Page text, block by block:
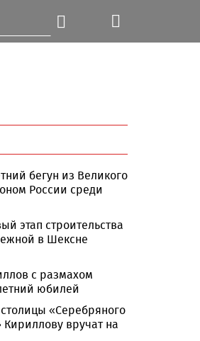
бегун из Великого
России среди
этап строительства
в Шексне
с размахом
юбилей
«Серебряного
вручат на